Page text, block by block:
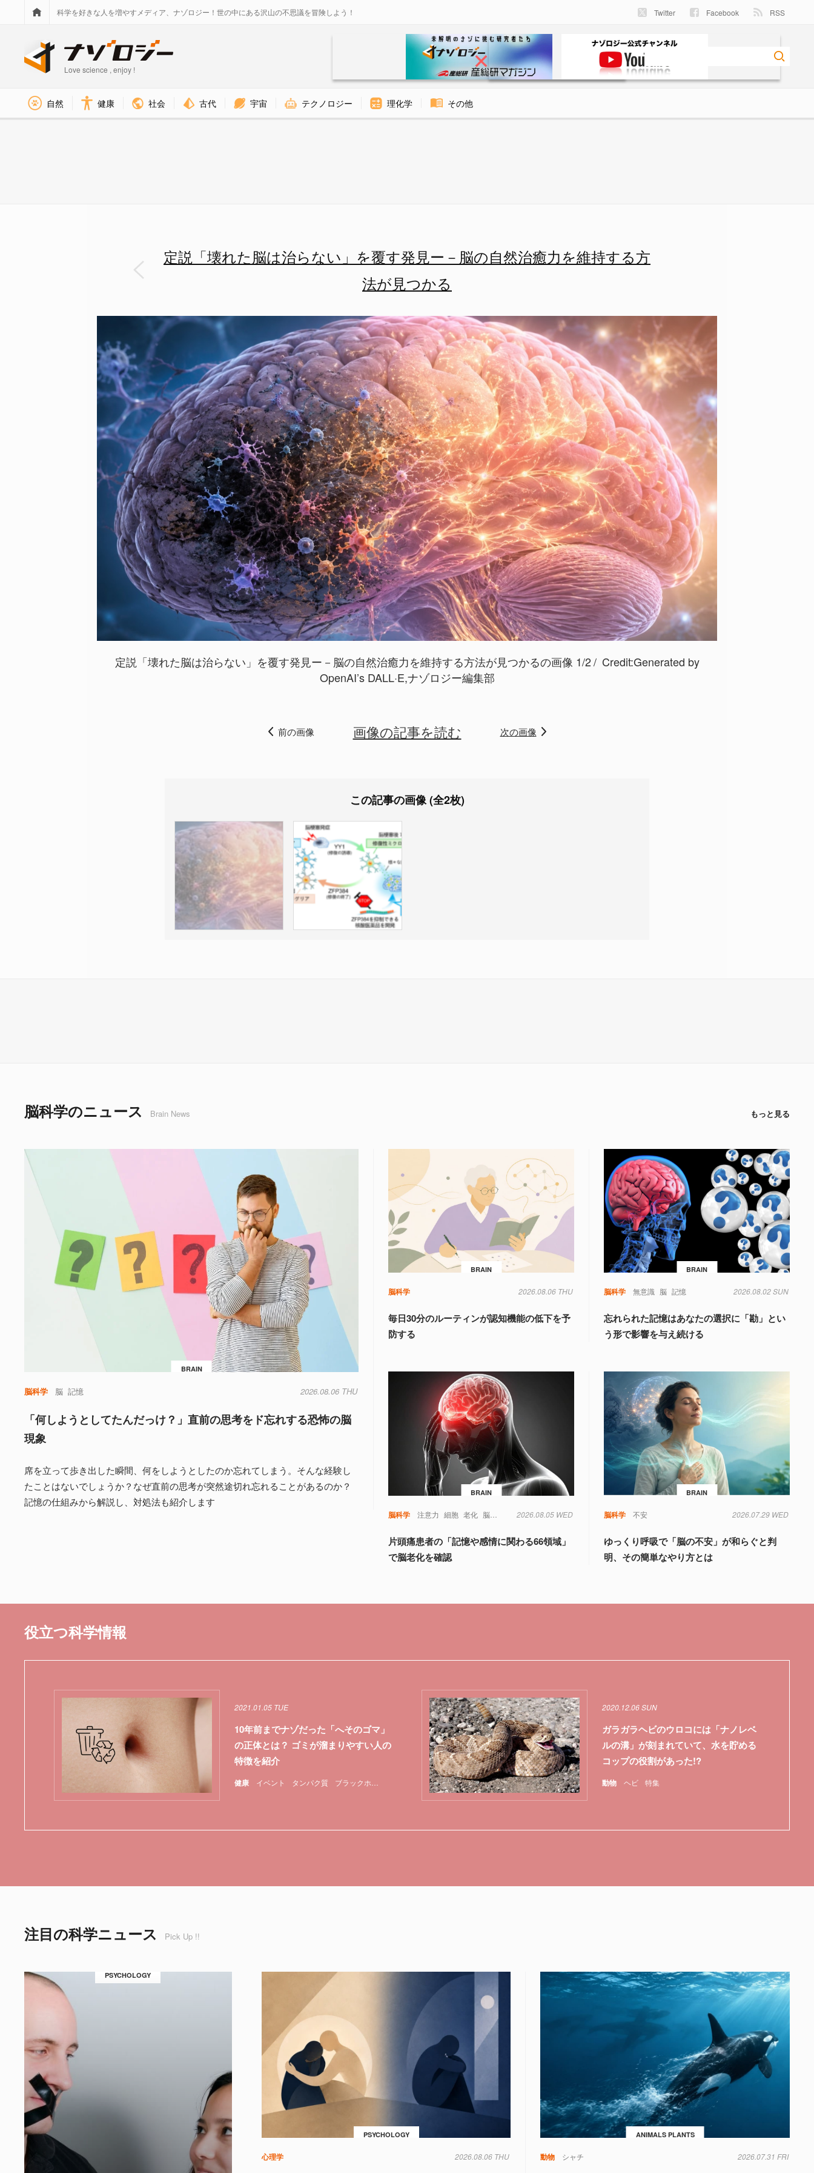
科学を好きな人を増やすメディア、ナゾロジー！世の中にある沢山の不思議を冒険しよう！ Twitter Facebook RSS
Love science , enjoy !
自然 健康 社会 古代 宇宙 テクノロジー 理化学 その他
定説「壊れた脳は治らない」を覆す発見ー－脳の自然治癒力を維持する方
法が見つかる
定説「壊れた脳は治らない」を覆す発見ー－脳の自然治癒力を維持する方法が見つかるの画像 1/2
Credit:Generated by
OpenAI’s DALL·E,ナゾロジー編集部
前の画像 画像の記事を読む 次の画像
この記事の画像 (全2枚)
脳科学のニュース Brain News もっと見る
BRAIN
脳科学 脳 記憶 2026.08.06 THU
「何しようとしてたんだっけ？」直前の思考をド忘れする恐怖の脳
現象
席を立って歩き出した瞬間、何をしようとしたのか忘れてしまう。そんな経験し
たことはないでしょうか？なぜ直前の思考が突然途切れ忘れることがあるのか？
記憶の仕組みから解説し、対処法も紹介します
BRAIN
脳科学 2026.08.06 THU
毎日30分のルーティンが認知機能の低下を予
防する
BRAIN
脳科学 無意識 脳 記憶 2026.08.02 SUN
忘れられた記憶はあなたの選択に「勘」とい
う形で影響を与え続ける
BRAIN
脳科学 注意力 細胞 老化 脳 記憶 認知
2026.08.05 WED
片頭痛患者の「記憶や感情に関わる66領域」
で脳老化を確認
BRAIN
脳科学 不安 2026.07.29 WED
ゆっくり呼吸で「脳の不安」が和らぐと判
明、その簡単なやり方とは
役立つ科学情報
健康 イベント タンパク質 ブラックホール 色
2021.01.05 TUE
10年前までナゾだった「へそのゴマ」
の正体とは？ ゴミが溜まりやすい人の
特徴を紹介
動物 ヘビ 特集
2020.12.06 SUN
ガラガラヘビのウロコには「ナノレベ
ルの溝」が刻まれていて、水を貯める
コップの役割があった!?
注目の科学ニュース Pick Up !!
PSYCHOLOGY
PSYCHOLOGY
心理学 2026.08.06 THU
ANIMALS PLANTS
動物 シャチ 2026.07.31 FRI